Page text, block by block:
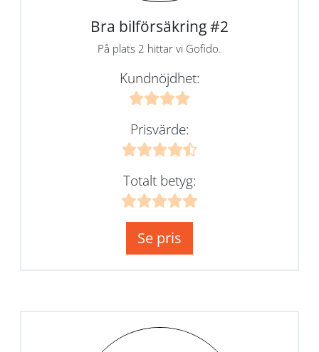
Bra bilförsäkring #2
På plats 2 hittar vi Gofido.
Kundnöjdhet:
Prisvärde:
Totalt betyg:
Se pris